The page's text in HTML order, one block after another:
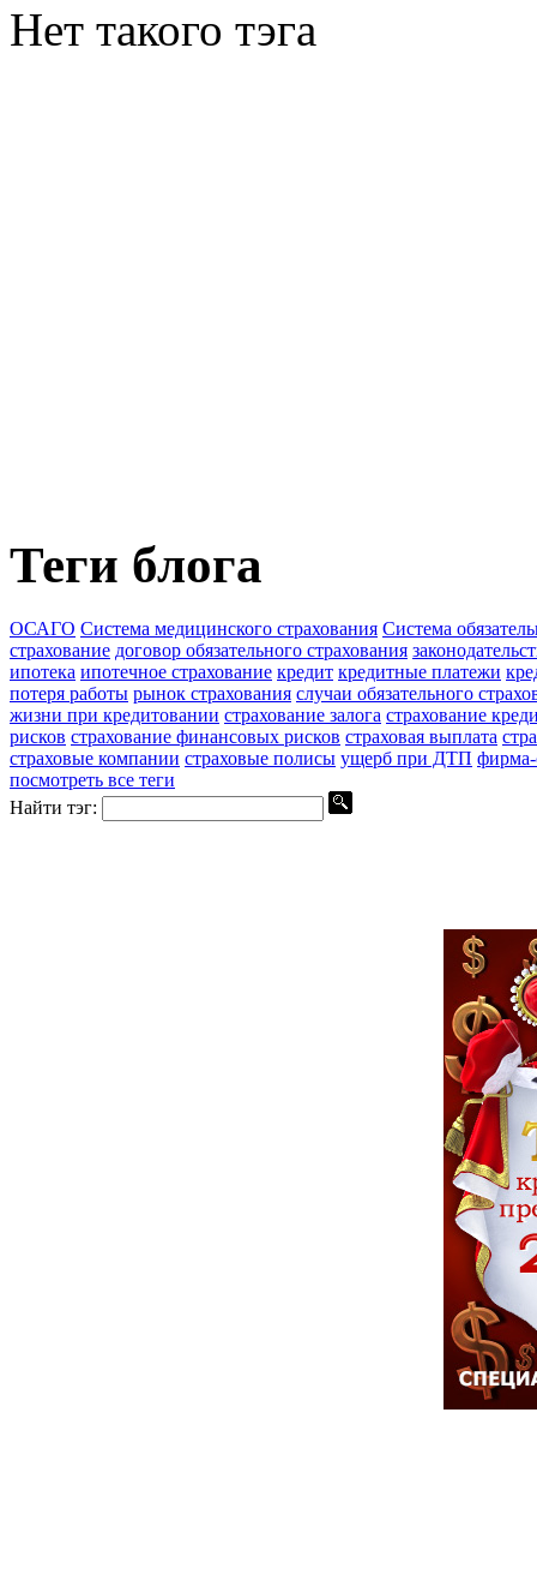
Нет такого тэга
Теги блога
ОСАГО Система медицинского страхования Система
страхование договор обязательного страхования
ипотека ипотечное страхование кредит кредитные платежи
потеря работы рынок страхования случаи обязательного
жизни при кредитовании страхование залога страхование
рисков страхование финансовых рисков страховая выплата
страховые компании страховые полисы ущерб при ДТП
посмотреть все теги
Найти тэг: